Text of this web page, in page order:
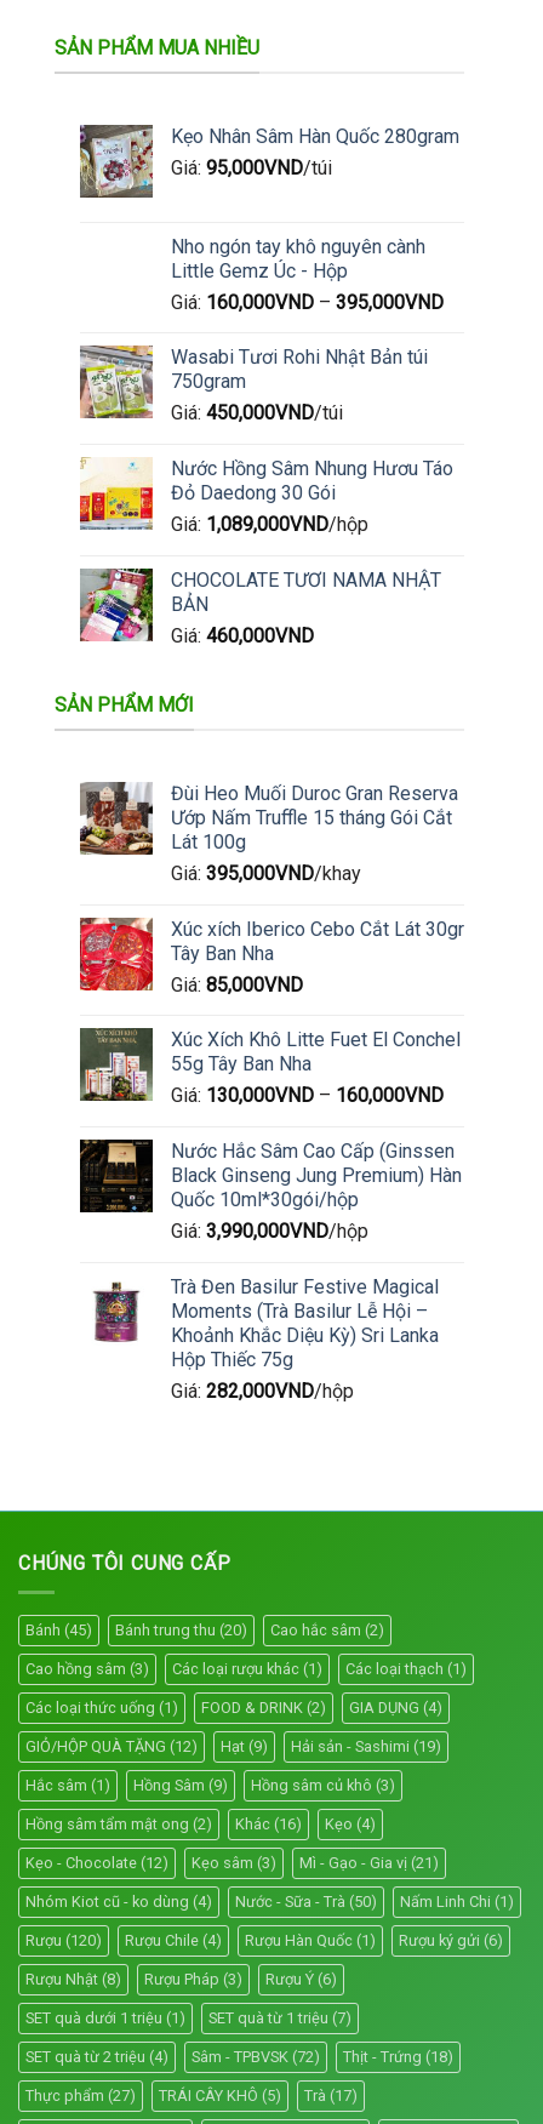
SẢN PHẨM MUA NHIỀU
Kẹo Nhân Sâm Hàn Quốc 280gram
Giá: 95,000VND/túi
Nho ngón tay khô nguyên cành
Little Gemz Úc - Hộp
Giá: 160,000VND– 395,000VND
Wasabi Tươi Rohi Nhật Bản túi
750gram
Giá: 450,000VND/túi
Nước Hồng Sâm Nhung Hươu Táo
Đỏ Daedong 30 Gói
Giá: 1,089,000VND/hộp
CHOCOLATE TƯƠI NAMA NHẬT
BẢN
Giá: 460,000VND
SẢN PHẨM MỚI
Đùi Heo Muối Duroc Gran Reserva
Ướp Nấm Truffle 15 tháng Gói Cắt
Lát 100g
Giá: 395,000VND/khay
Xúc xích Iberico Cebo Cắt Lát 30gr
Tây Ban Nha
Giá: 85,000VND
Xúc Xích Khô Litte Fuet El Conchel
55g Tây Ban Nha
Giá: 130,000VND– 160,000VND
Nước Hắc Sâm Cao Cấp (Ginssen
Black Ginseng Jung Premium) Hàn
Quốc 10ml*30gói/hộp
Giá: 3,990,000VND/hộp
Trà Đen Basilur Festive Magical
Moments (Trà Basilur Lễ Hội –
Khoảnh Khắc Diệu Kỳ) Sri Lanka
Hộp Thiếc 75g
Giá: 282,000VND/hộp
CHÚNG TÔI CUNG CẤP
Bánh (45) Bánh trung thu (20) Cao hắc sâm (2)
Cao hồng sâm (3) Các loại rượu khác (1) Các loại thạch (1)
Các loại thức uống (1) FOOD & DRINK (2) GIA DỤNG (4)
GIỎ/HỘP QUÀ TẶNG (12) Hạt (9) Hải sản - Sashimi (19)
Hắc sâm (1) Hồng Sâm (9) Hồng sâm củ khô (3)
Hồng sâm tẩm mật ong (2) Khác (16) Kẹo (4)
Kẹo - Chocolate (12) Kẹo sâm (3) Mì - Gạo - Gia vị (21)
Nhóm Kiot cũ - ko dùng (4) Nước - Sữa - Trà (50) Nấm Linh Chi (1)
Rượu (120) Rượu Chile (4) Rượu Hàn Quốc (1) Rượu ký gửi (6)
Rượu Nhật (8) Rượu Pháp (3) Rượu Ý (6)
SET quà dưới 1 triệu (1) SET quà từ 1 triệu (7)
SET quà từ 2 triệu (4) Sâm - TPBVSK (72) Thịt - Trứng (18)
Thực phẩm (27) TRÁI CÂY KHÔ (5) Trà (17)